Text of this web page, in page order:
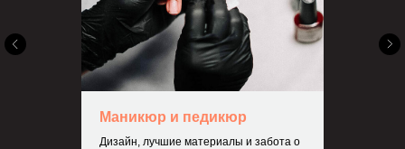
Маникюр и педикюр
Дизайн, лучшие материалы и забота о